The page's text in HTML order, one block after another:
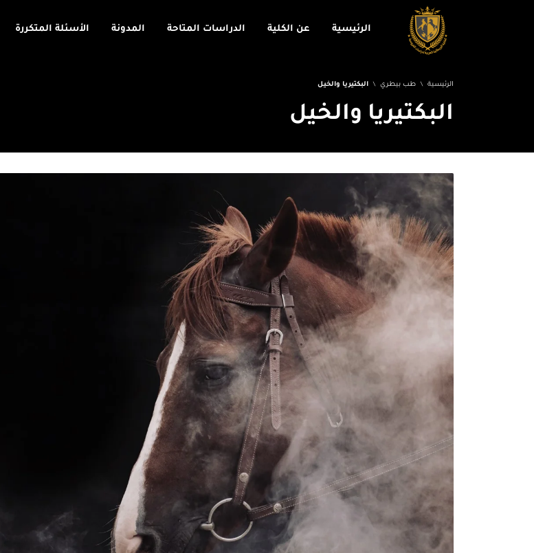
الرئيسية عن الكلية الدراسات المتاحة المدونة الأسئلة المتكررة
الرئيسية طب بيطري البكتيريا والخيل
البكتيريا والخيل